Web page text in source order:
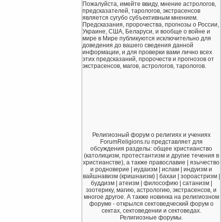
Пожалуйста, имейте ввиду, мнение астрологов,
предсказателей, тарологов, экстрасенсов
является сугубо субъективным мнением.
Предсказания, пророчества, прогнозы о России,
Украине, США, Беларуси, и вообще о войне и
мире в Мире публикуются исключительно для
доведения до вашего сведения данной
информации, и для проверки вами лично всех
этих предсказаний, пророчеств и прогнозов от
экстрасенсов, магов, астрологов, тарологов.
Религиозный форум о религиях и учениях
ForumReligions.ru представляет для
обсуждения разделы: общее христианство
(католицизм, протестантизм и другие течения в
христианстве), а также православие | язычество
и родноверие | иудаизм | ислам | индуизм и
вайшнавизм (кришнаизм) | бахаи | зороастризм |
буддизм | атеизм | философию | сатанизм |
эзотерику, магию, астрологию, экстрасенсов, и
многое другое. А также новинка на религиозном
форуме - открылся сектоведческий форум о
сектах, сектоведении и сектоведах.
Религиозные форумы.